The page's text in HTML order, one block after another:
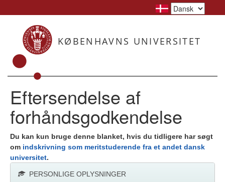
KØBENHAVNS UNIVERSITET
Eftersendelse af
forhåndsgodkendelse
Du kan kun bruge denne blanket, hvis du tidligere har søgt
om indskrivning som meritstuderende fra et andet dansk
universitet.
PERSONLIGE OPLYSNINGER